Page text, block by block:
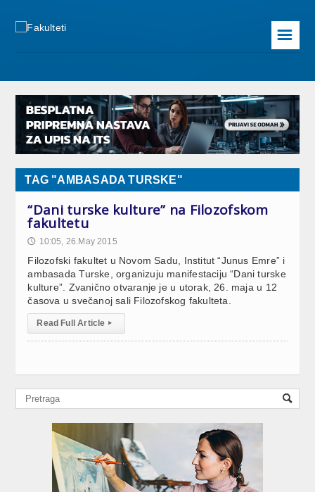
☰
TAG "AMBASADA TURSKE"
“Dani turske kulture” na Filozofskom
fakultetu
🕔 10:05, 26.May 2015
Filozofski fakultet u Novom Sadu, Institut “Junus Emre” i
ambasada Turske, organizuju manifestaciju “Dani turske
kulture”. Zvanično otvaranje je u utorak, 26. maja u 12
časova u svečanoj sali Filozofskog fakulteta.
Read Full Article ▸